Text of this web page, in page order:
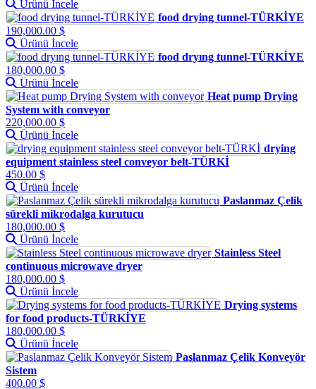
Ürünü İncele
food drying tunnel-TÜRKİYE
190,000.00 $
Ürünü İncele
food dryıng tunnel-TÜRKİYE
180,000.00 $
Ürünü İncele
Heat pump Drying
System with conveyor
220,000.00 $
Ürünü İncele
drying
equipment stainless steel conveyor belt-TÜRKİ
450.00 $
Ürünü İncele
Paslanmaz Çelik
sürekli mikrodalga kurutucu
180,000.00 $
Ürünü İncele
Stainless Steel
continuous microwave dryer
180,000.00 $
Ürünü İncele
Drying systems
for food products-TÜRKİYE
180,000.00 $
Ürünü İncele
Paslanmaz Çelik Konveyör
Sistem
400.00 $